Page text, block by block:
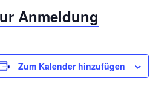
Anmeldung
Zum Kalender hinzufügen